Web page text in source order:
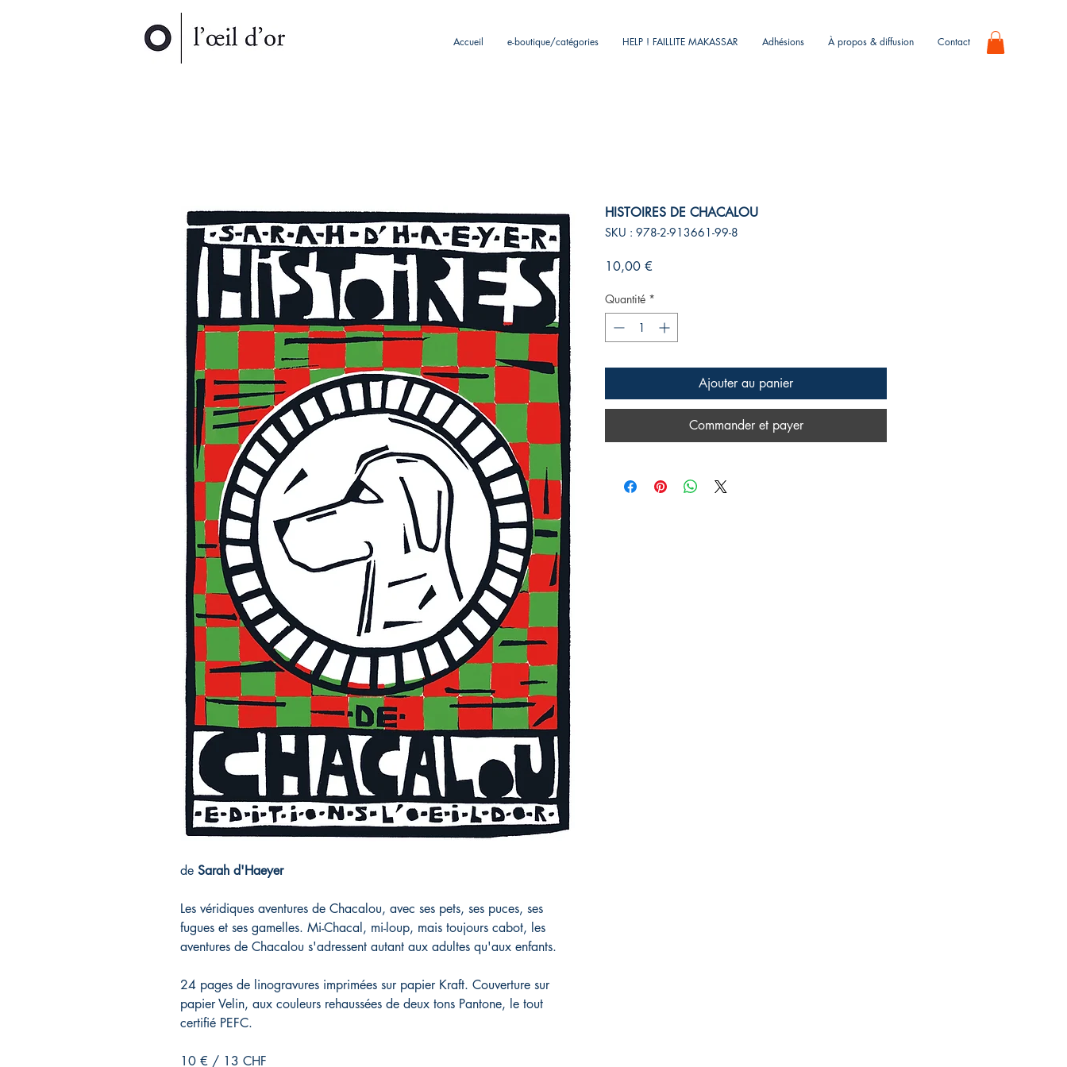
Accueil e-boutique/catégories HELP ! FAILLITE MAKASSAR Adhésions À propos & diffusion Contact
de Sarah d'Haeyer
Les véridiques aventures de Chacalou, avec ses pets, ses puces, ses
fugues et ses gamelles. Mi-Chacal, mi-loup, mais toujours cabot, les
aventures de Chacalou s'adressent autant aux adultes qu'aux enfants.
24 pages de linogravures imprimées sur papier Kraft. Couverture sur
papier Velin, aux couleurs rehaussées de deux tons Pantone, le tout
certifié PEFC.
10 € / 13 CHF
HISTOIRES DE CHACALOU
SKU : 978-2-913661-99-8
10,00 €
Quantité *
Ajouter au panier
Commander et payer